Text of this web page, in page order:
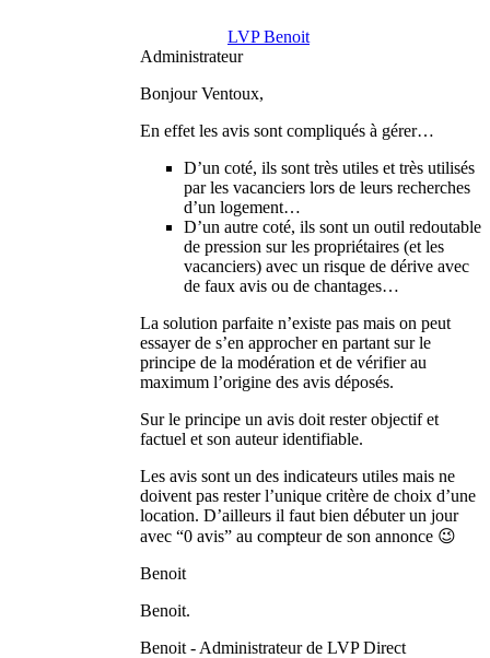
LVP Benoit
Administrateur
Bonjour Ventoux,
En effet les avis sont compliqués à gérer…
D’un coté, ils sont très utiles et très utilisés
par les vacanciers lors de leurs recherches
d’un logement…
D’un autre coté, ils sont un outil redoutable
de pression sur les propriétaires (et les
vacanciers) avec un risque de dérive avec
de faux avis ou de chantages…
La solution parfaite n’existe pas mais on peut
essayer de s’en approcher en partant sur le
principe de la modération et de vérifier au
maximum l’origine des avis déposés.
Sur le principe un avis doit rester objectif et
factuel et son auteur identifiable.
Les avis sont un des indicateurs utiles mais ne
doivent pas rester l’unique critère de choix d’une
location. D’ailleurs il faut bien débuter un jour
avec “0 avis” au compteur de son annonce 😉
Benoit
Benoit.
Benoit - Administrateur de LVP Direct